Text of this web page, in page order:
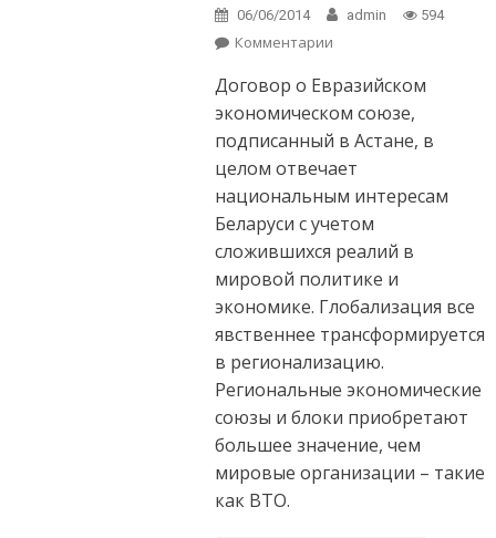
06/06/2014 admin 594
Комментарии
союз
Договор о Евразийском
экономическом союзе,
подписанный в Астане, в
целом отвечает
национальным интересам
Беларуси с учетом
сложившихся реалий в
мировой политике и
экономике. Глобализация все
явственнее трансформируется
в регионализацию.
Региональные экономические
союзы и блоки приобретают
большее значение, чем
мировые организации – такие
как ВТО.